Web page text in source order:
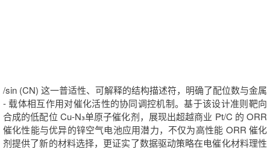
/sin (CN) 这一普适性、可解释的结构描述符，明确了配位数与金属
- 载体相互作用对催化活性的协同调控机制。基于该设计准则靶向
合成的低配位 Cu-N₃单原子催化剂，展现出超越商业 Pt/C 的 ORR
催化性能与优异的锌空气电池应用潜力，不仅为高性能 ORR 催化
剂提供了新的材料选择，更证实了数据驱动策略在电催化材料理性